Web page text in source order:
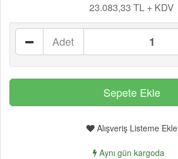
23.083,33 TL + KDV
Adet
Alışveriş Listeme Ekle
Aynı gün kargoda